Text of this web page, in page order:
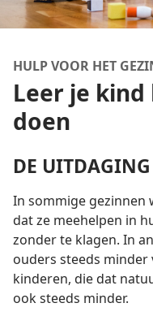
HULP VOOR HET
Leer je
doen
DE UITDAGING
In sommige gezinnen
dat ze meehelpen in
zonder te klagen. In
ouders steeds minder
kinderen, die dat
ook steeds minder.